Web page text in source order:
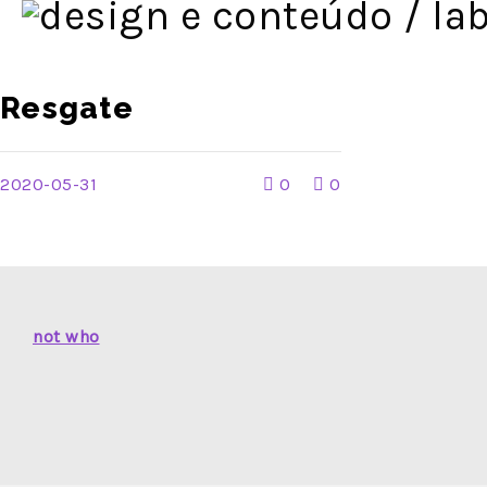
Resgate
2020-05-31 0 0
not who